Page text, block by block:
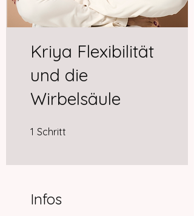
Kriya Flexibilität
und die
Wirbelsäule
1 Schritt
Infos